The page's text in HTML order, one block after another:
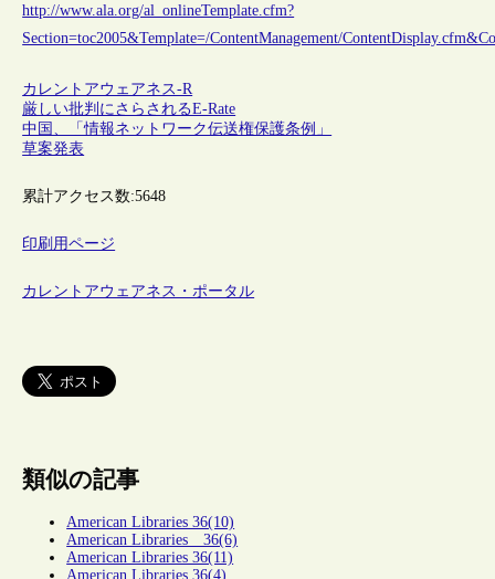
http://www.ala.org/al_onlineTemplate.cfm?
Section=toc2005&Template=/ContentManagement/
カレントアウェアネス-R
厳しい批判にさらされるE-Rate
中国、「情報ネットワーク伝送権保護条例」
草案発表
累計アクセス数:5648
印刷用ページ
カレントアウェアネス・ポータル
類似の記事
American Libraries 36(10)
American Libraries 36(6)
American Libraries 36(11)
American Libraries 36(4)